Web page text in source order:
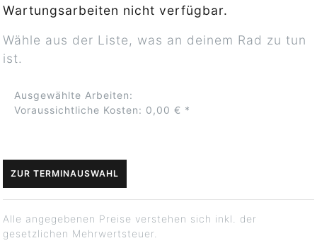
Wartungsarbeiten nicht verfügbar.
Wähle aus der Liste, was an deinem Rad zu tun
ist.
Ausgewählte Arbeiten:
Voraussichtliche Kosten: 0,00 € *
ZUR TERMINAUSWAHL
Alle angegebenen Preise verstehen sich inkl. der
gesetzlichen Mehrwertsteuer.